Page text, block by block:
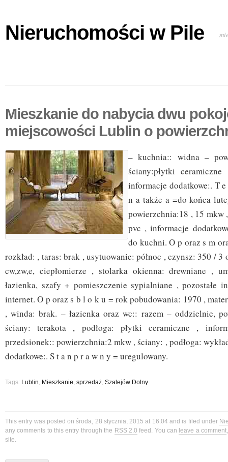
Nieruchomości w Pile
Mieszkanie do nabycia dwu
miejscowości Lublin o
– kuchnia:: widna –
ściany:płytki
informacje dodatkowe:. T
n a także a =do końca
powierzchnia:18 , 15 mkw
pvc , informacje
do kuchni. O p oraz s m
rozkład: , taras: brak , usytuowanie: północ , czynsz: 350 / 3
cw,zw,e, ciepłomierze , stolarka okienna: drewniane ,
łazienka, szafy + pomieszczenie sypialniane , pozostałe
internet. O p oraz s b l o k u = rok pobudowania: 1970 ,
, winda: brak. – łazienka oraz wc:: razem – oddzielnie,
ściany: terakota , podłoga: płytki ceramiczne ,
przedsionek:: powierzchnia:2 mkw , ściany: , podłoga:
dodatkowe:. S t a n p r a w n y = uregulowany.
Tags: Lublin, Mieszkanie, sprzedaż, Szalejów Dolny
This entry was posted on środa, 28 stycznia, 2015 at 16:04 and is filed under
any comments to this entry through the RSS 2.0 feed. You can leave a comment
site.